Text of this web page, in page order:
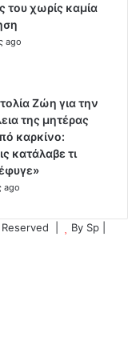
του χωρίς καμία
ago
Ζώη για την
της μητέρας
καρκίνο:
κατάλαβε τι
ago
| By Sp